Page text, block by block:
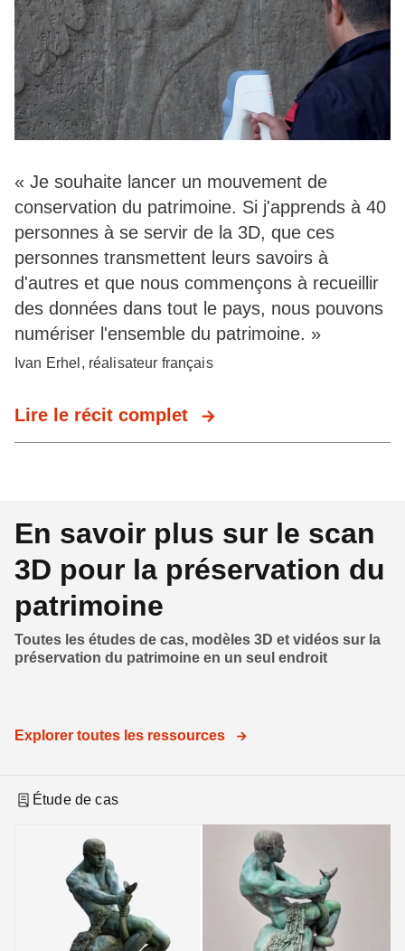
« Je souhaite lancer un mouvement de
conservation du patrimoine. Si j'apprends à 40
personnes à se servir de la 3D, que ces
personnes transmettent leurs savoirs à
d'autres et que nous commençons à recueillir
des données dans tout le pays, nous pouvons
numériser l'ensemble du patrimoine. »
Ivan Erhel, réalisateur français
Lire le récit complet
En savoir plus sur le scan
3D pour la préservation du
patrimoine
Toutes les études de cas, modèles 3D et vidéos sur la
préservation du patrimoine en un seul endroit
Explorer toutes les ressources
Étude de cas